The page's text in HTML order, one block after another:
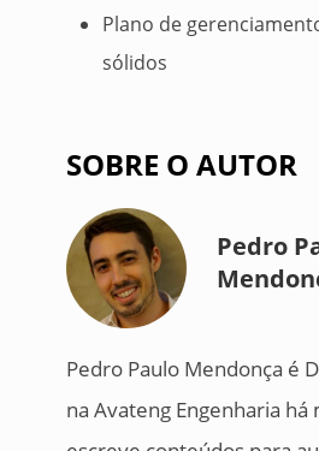
Plano de
sólidos
SOBRE O AUTOR
Pedro
Pedro Paulo Mendonça é
na Avateng Engenharia há